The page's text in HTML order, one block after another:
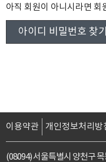
아직 회원이 아니시라면 회
아이디 비밀번호 찾기
이용약관 개인정보처리방
(08094) 서울특별시 양천구